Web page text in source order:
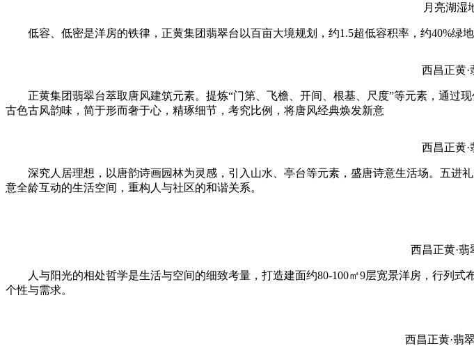
月亮湖湿地
低容、低密是洋房的铁律，正黄集团翡翠台以百亩大境规划，约1.5超低容积率，约40%绿
西昌正黄·
正黄集团翡翠台萃取唐风建筑元素。提炼“门第、飞檐、开间、根基、尺度”等元素，通过
古色古风韵味，简于形而奢于心，精琢细节，考究比例，将唐风经典焕发新意
西昌正黄·
深究人居理想，以唐韵诗画园林为灵感，引入山水、亭台等元素，盛唐诗意生活场。五进
意全龄互动的生活空间，重构人与社区的和谐关系。
西昌正黄·翡
人与阳光的相处哲学是生活与空间的细致考量，打造建面约80-100㎡9层宽景洋房，行列式
个性与需求。
西昌正黄·翡翠